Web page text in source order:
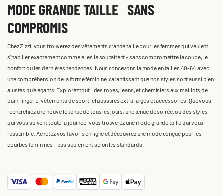
MODE GRANDE TAILLE SANS
COMPROMIS
Chez Zizzi, vous trouverez des vêtements grande taille pour les femmes qui veulent
s'habiller exactement comme elles le souhaitent – sans compromettre la coupe, le
confort ou les dernières tendances. Nous concevons la mode en tailles 40-64 avec
une compréhension de la forme féminine, garantissant que nos styles sont aussi bien
ajustés qu'élégants. Explorez tout : des robes, jeans, et chemisiers aux maillots de
bain, lingerie, vêtements de sport, chaussures extra larges et accessoires. Que vous
recherchiez une nouvelle tenue de tous les jours, une tenue de soirée, ou des styles
qui vous suivent toute la journée, vous trouverez une mode grande taille qui vous
ressemble. Achetez vos favoris en ligne et découvrez une mode conçue pour les
courbes féminines – pas seulement selon les standards.